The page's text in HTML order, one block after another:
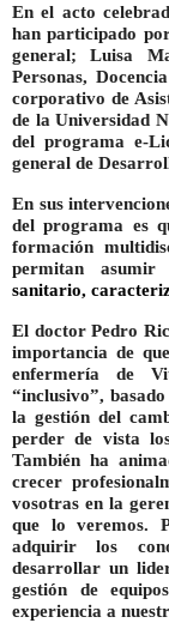
En el acto
han participado
general; Luisa
Personas,
corporativo de
de la Universidad
del programa e-
general de
En sus
del programa es
formación
permitan
sanitario,
El doctor Pedro
importancia de
enfermería de
“inclusivo”,
la gestión del
perder de vista
También ha
crecer
vosotras en la
que lo veremos.
adquirir los
desarrollar un
gestión de
experiencia a